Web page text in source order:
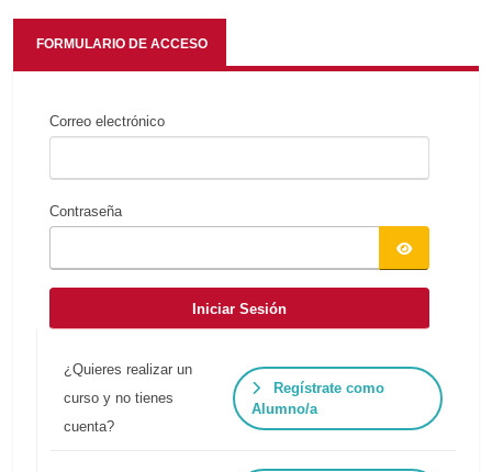
FORMULARIO DE ACCESO
Correo electrónico
Contraseña
Iniciar Sesión
¿Quieres realizar un
curso y no tienes
cuenta?
Regístrate como
Alumno/a